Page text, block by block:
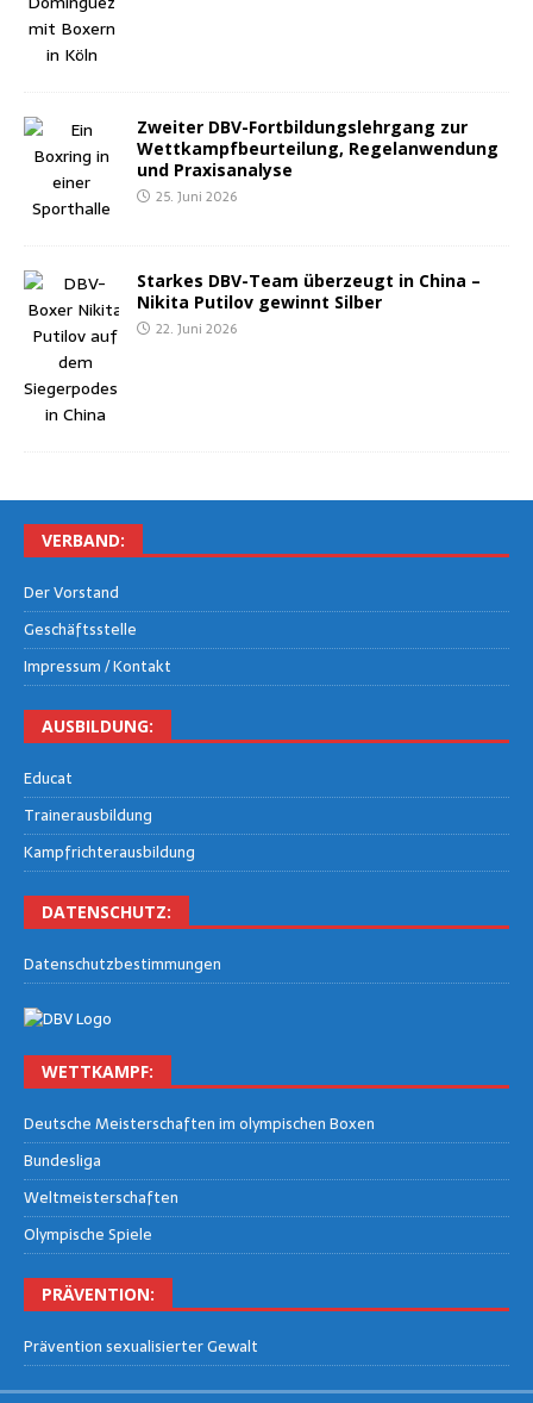
Zwei­ter DBV-Fort­bil­dungs­lehr­gang zur
Wett­kampf­be­ur­tei­lung, Regel­an­wen­dung
und Praxisanalyse
25. Juni 2026
Star­kes DBV-Team über­zeugt in Chi­na –
Niki­ta Puti­l­ov gewinnt Silber
22. Juni 2026
VER­BAND:
Der Vor­stand
Geschäfts­stel­le
Impres­sum / Kontakt
AUS­BIL­DUNG:
Edu­cat
Trai­ner­aus­bil­dung
Kampf­rich­ter­aus­bil­dung
DATEN­SCHUTZ:
Daten­schutz­be­stim­mun­gen
WETT­KAMPF:
Deut­sche Meis­ter­schaf­ten im olym­pi­schen Boxen
Bun­des­li­ga
Welt­meis­ter­schaf­ten
Olym­pi­sche Spiele
PRÄ­VEN­TI­ON:
Prä­ven­ti­on sexua­li­sier­ter Gewalt